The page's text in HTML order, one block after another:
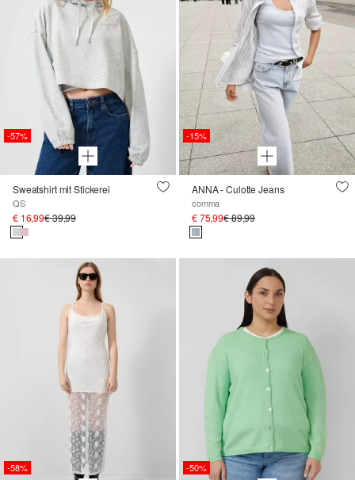
-57%
Sweatshirt mit Stickerei
QS
€ 16,99€ 39,99
-15%
ANNA - Culotte Jeans
comma
€ 75,99€ 89,99
-58% -50%